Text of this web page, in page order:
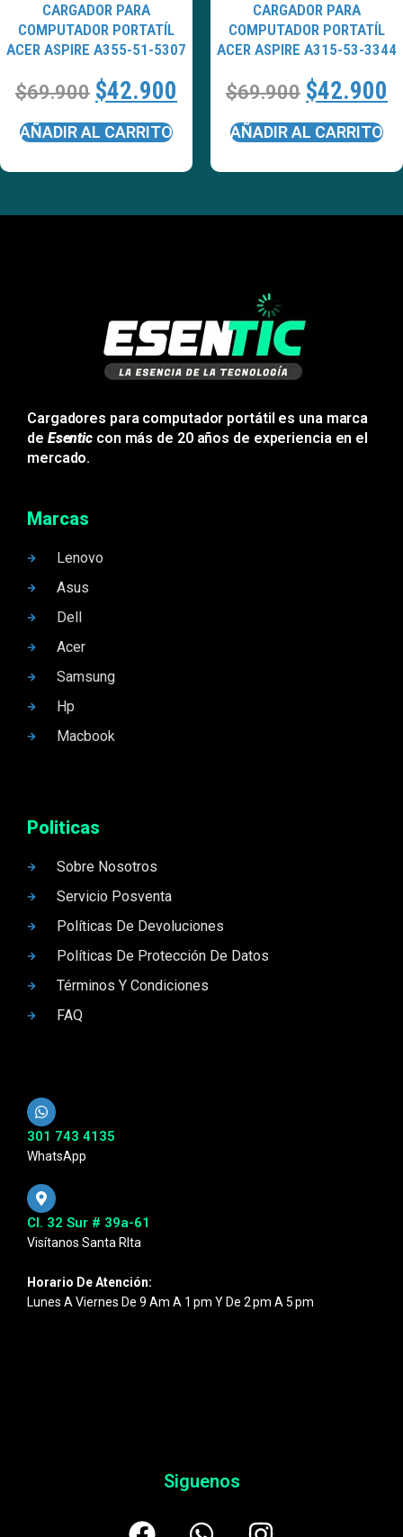
CARGADOR PARA
COMPUTADOR PORTATÍL
ACER ASPIRE A355-51-5307
$69.900 $42.900
AÑADIR AL CARRITO
CARGADOR PARA
COMPUTADOR PORTATÍL
ACER ASPIRE A315-53-3344
$69.900 $42.900
AÑADIR AL CARRITO
Cargadores para computador portátil es una marca
de Esentic con más de 20 años de experiencia en el
mercado.
Marcas
Lenovo
Asus
Dell
Acer
Samsung
Hp
Macbook
Politicas
Sobre Nosotros
Servicio Posventa
Políticas De Devoluciones
Políticas De Protección De Datos
Términos Y Condiciones
FAQ
301 743 4135
WhatsApp
Cl. 32 Sur # 39a-61
Visítanos Santa RIta
Horario De Atención:
Lunes A Viernes De 9 Am A 1 Pm Y De 2 Pm A 5 Pm
Siguenos